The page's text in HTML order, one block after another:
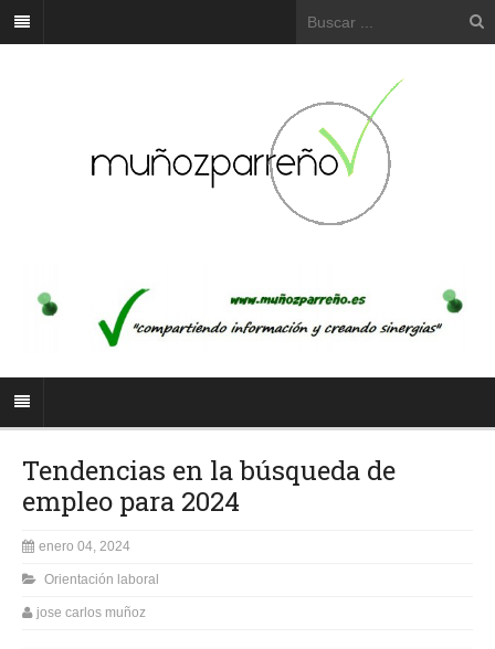
Tendencias en la búsqueda de
empleo para 2024
enero 04, 2024
Orientación laboral
jose carlos muñoz